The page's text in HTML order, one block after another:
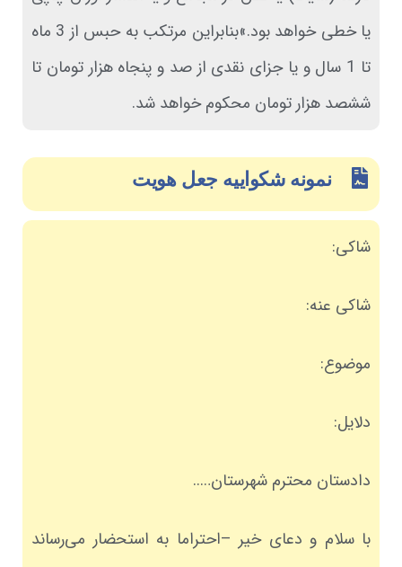
یا خطی خواهد بود.»بنابراین مرتکب به حبس از 3 ماه
تا 1 سال و یا جزای نقدی از صد و پنجاه هزار تومان تا
ششصد هزار تومان محکوم خواهد شد.
نمونه شکواییه جعل هویت
شاکی:
شاکی عنه:
موضوع:
دلایل:
دادستان محترم شهرستان…..
با سلام و دعای خیر –احتراما به استحضار می‌رساند